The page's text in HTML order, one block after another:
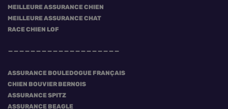
MEILLEURE ASSURANCE CHIEN
MEILLEURE ASSURANCE CHAT
RACE CHIEN LOF
ASSURANCE BOULEDOGUE FRANÇAIS
CHIEN BOUVIER BERNOIS
ASSURANCE SPITZ
ASSURANCE BEAGLE